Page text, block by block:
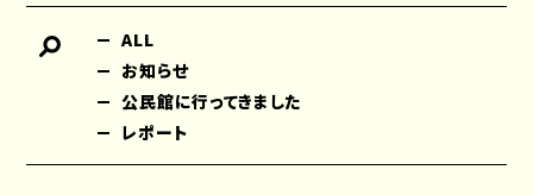
ALL
お知らせ
公民館に行ってきました
レポート